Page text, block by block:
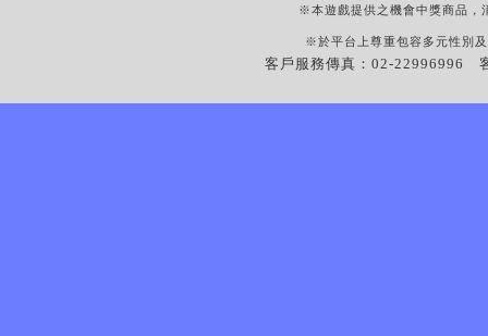
※本遊戲提供之機會中獎商品，
※於平台上尊重包容多元性別
客戶服務傳真：02-22996996